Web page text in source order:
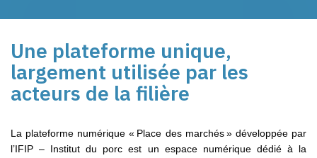
Une plateforme unique,
largement utilisée par les
acteurs de la filière
La plateforme numérique « Place des marchés » développée par
l’IFIP – Institut du porc est un espace numérique dédié à la